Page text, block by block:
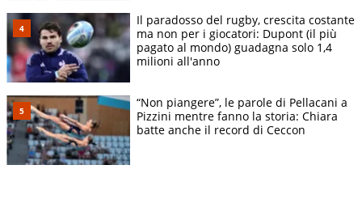
Il paradosso del rugby, crescita costante
ma non per i giocatori: Dupont (il più
pagato al mondo) guadagna solo 1,4
milioni all'anno
“Non piangere”, le parole di Pellacani a
Pizzini mentre fanno la storia: Chiara
batte anche il record di Ceccon